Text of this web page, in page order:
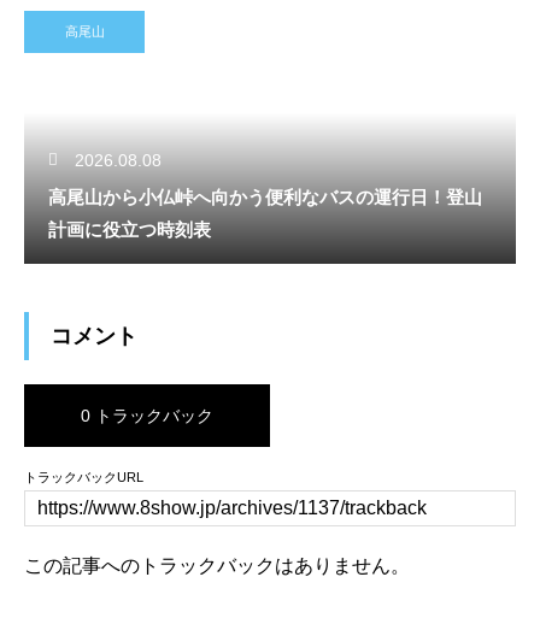
高尾山
2026.08.08
高尾山から小仏峠へ向かう便利なバスの運行日！登山
計画に役立つ時刻表
コメント
0 トラックバック
トラックバックURL
この記事へのトラックバックはありません。